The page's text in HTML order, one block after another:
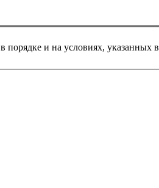
порядке и на условиях, указанных в